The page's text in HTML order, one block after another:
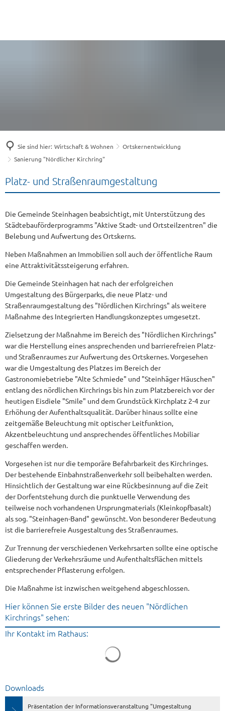
Sie sind hier: Wirtschaft & Wohnen
Ortskernentwicklung
Sanierung "Nördlicher Kirchring"
Sanierung
Kirchring"
Platz- und Straßenraumgestaltung
Die Gemeinde Steinhagen beabsichtigt, mit Unterstützung des
Städtebauförderprogramms "Aktive Stadt- und Ortsteilzentren" die
Belebung und Aufwertung des Ortskerns.
Neben Maßnahmen an Immobilien soll auch der öffentliche Raum
eine Attraktivitätssteigerung erfahren.
Die Gemeinde Steinhagen hat nach der erfolgreichen
Umgestaltung des Bürgerparks, die neue Platz- und
Straßenraumgestaltung des "Nördlichen Kirchrings" als weitere
Maßnahme des Integrierten Handlungskonzeptes umgesetzt.
Zielsetzung der Maßnahme im Bereich des "Nördlichen Kirchrings"
war die Herstellung eines ansprechenden und barrierefreien Platz-
und Straßenraumes zur Aufwertung des Ortskernes. Vorgesehen
war die Umgestaltung des Platzes im Bereich der
Gastronomiebetriebe "Alte Schmiede" und "Steinhäger Häuschen"
entlang des nördlichen Kirchrings bis hin zum Platzbereich vor der
heutigen Eisdiele "Smile" und dem Grundstück Kirchplatz 2-4 zur
Erhöhung der Aufenthaltsqualität. Darüber hinaus sollte eine
zeitgemäße Beleuchtung mit optischer Leitfunktion,
Akzentbeleuchtung und ansprechendes öffentliches Mobiliar
geschaffen werden.
Vorgesehen ist nur die temporäre Befahrbarkeit des Kirchringes.
Der bestehende Einbahnstraßenverkehr soll beibehalten werden.
Hinsichtlich der Gestaltung war eine Rückbesinnung auf die Zeit
der Dorfentstehung durch die punktuelle Verwendung des
teilweise noch vorhandenen Ursprungmaterials (Kleinkopfbasalt)
als sog. "Steinhagen-Band" gewünscht. Von besonderer Bedeutung
ist die barrierefreie Ausgestaltung des Straßenraumes.
Zur Trennung der verschiedenen Verkehrsarten sollte eine optische
Gliederung der Verkehrsräume und Aufenthaltsflächen mittels
entsprechender Pflasterung erfolgen.
Die Maßnahme ist inzwischen weitgehend abgeschlossen.
Hier können Sie erste Bilder des neuen "Nördlichen
Kirchrings" sehen:
Ihr Kontakt im Rathaus:
Downloads
Präsentation der Informationsveranstaltung "Umgestaltung